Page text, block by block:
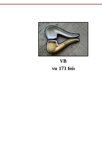
VB
vu 173 fois